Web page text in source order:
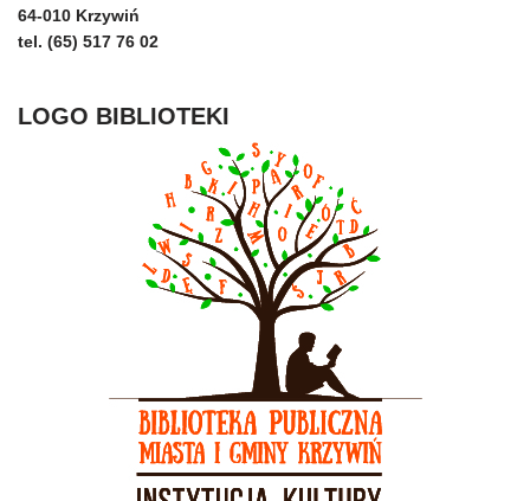
64-010 Krzywiń
tel. (65) 517 76 02
LOGO BIBLIOTEKI